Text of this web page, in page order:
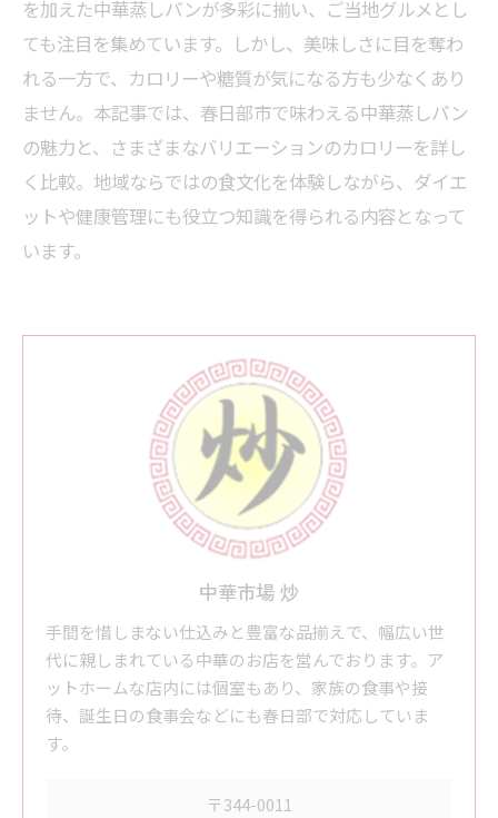
を加えた中華蒸しパンが多彩に揃い、ご当地グルメとし
ても注目を集めています。しかし、美味しさに目を奪わ
れる一方で、カロリーや糖質が気になる方も少なくあり
ません。本記事では、春日部市で味わえる中華蒸しパン
の魅力と、さまざまなバリエーションのカロリーを詳し
く比較。地域ならではの食文化を体験しながら、ダイエ
ットや健康管理にも役立つ知識を得られる内容となって
います。
中華市場 炒
手間を惜しまない仕込みと豊富な品揃えで、幅広い世
代に親しまれている中華のお店を営んでおります。ア
ットホームな店内には個室もあり、家族の食事や接
待、誕生日の食事会などにも春日部で対応していま
す。
〒344-0011